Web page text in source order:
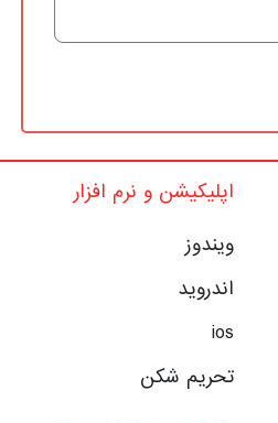
اپلیکیشن و نرم افزار
ویندوز
اندروید
ios
تحریم شکن